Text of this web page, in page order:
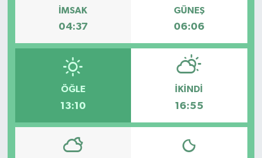
İMSAK
04:37
GÜNEŞ
06:06
ÖĞLE
13:10
İKINDI
16:55